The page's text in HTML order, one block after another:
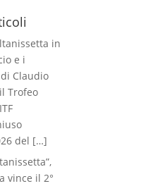
in
e i
Claudio
Trofeo
del […]
vince il 2°